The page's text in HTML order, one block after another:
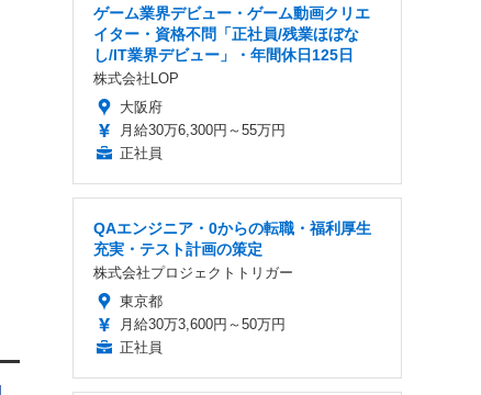
ゲーム業界デビュー・ゲーム動画クリエ
イター・資格不問「正社員/残業ほぼな
し/IT業界デビュー」・年間休日125日
株式会社LOP
大阪府
月給30万6,300円～55万円
正社員
QAエンジニア・0からの転職・福利厚生
充実・テスト計画の策定
株式会社プロジェクトトリガー
東京都
月給30万3,600円～50万円
正社員